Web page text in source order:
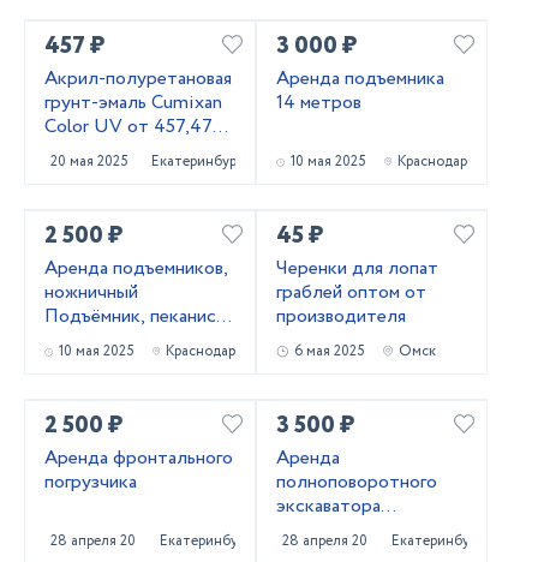
457 ₽
Акрил-полуретановая
грунт-эмаль Cumixan
Color UV от 457,47
рублей
20 мая 2025 Екатеринбург
3 000 ₽
Аренда подъемника
14 метров
10 мая 2025 Краснодар
2 500 ₽
Аренда подъемников,
ножничный
Подъёмник, пеканиска
в аренду
10 мая 2025 Краснодар
45 ₽
Черенки для лопат
граблей оптом от
производителя
6 мая 2025 Омск
2 500 ₽
Аренда фронтального
погрузчика
28 апреля 2025 Екатеринбург
3 500 ₽
Аренда
полноповоротного
экскаватора
погрузчика
28 апреля 2025 Екатеринбург